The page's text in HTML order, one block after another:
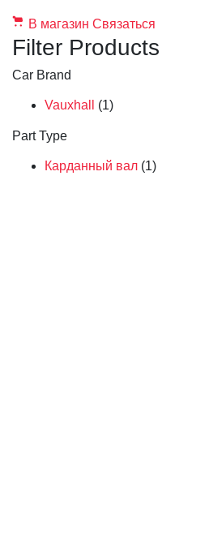
В магазин Связаться
Filter Products
Car Brand
Vauxhall (1)
Part Type
Карданный вал (1)